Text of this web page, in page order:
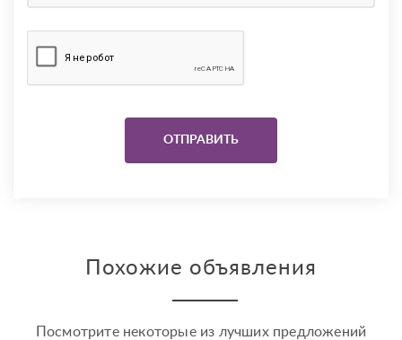
Похожие объявления
Посмотрите некоторые из лучших предложений